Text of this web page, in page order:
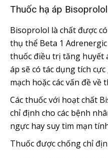
Thuốc hạ áp Bisoprolol
Bisoprolol là chất được
thụ thể Beta 1
thuốc điều trị tăng huyết
áp sẽ có tác dụng tích
mạch hoặc các vấn đề về
Các thuốc với hoạt chất
chỉ định cho các bệnh
ngực hay suy tim mạn
Thuốc được chống chỉ